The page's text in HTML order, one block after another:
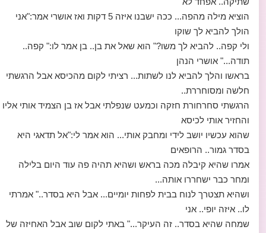
הוציא מילה מהפה... ככה ישבנו איזה 5 דקות ואז אושרי אמר:"אני
הולך להביא לך שוקו
ולי קפה.. להביא לך משו?" הוא שאל את בן.. בן אמר לו:" קפה..
תודה..." אושרי הנהן
בראשו והלך להביא לנו לשתות... רציתי לקום מהכיסא אבל הרגשתי
חלשה ומסוחררת..
הרגשתי סחרחורת חזקה וכמעט שנפלתי אבל אז בן הצמיד אותי אליו
והחזיר אותי לכיסא
שהוא עכשיו יושב לידי ומחבק אותי... הוא אמר לי:"אל תדאגי היא
בסדר גמור.. הרופאים
אמרו שהיא קיבלה מכה בראש ושהיא תהיה פה עוד היום בלילה
ומחר כבר ישחררו אותה...
ושהיא תצטרך לנוח בבית לפחות יומיים... אבל היא בסדר.." אמרתי
לו.. איזה יופי.. אני
שמחה שהיא בסדר.. זה העיקר..." באתי לקום שוב אבל האחיזה של